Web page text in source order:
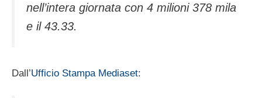
nell’intera giornata con 4 milioni 378 mila
e il 43.33.
Dall’Ufficio Stampa Mediaset: